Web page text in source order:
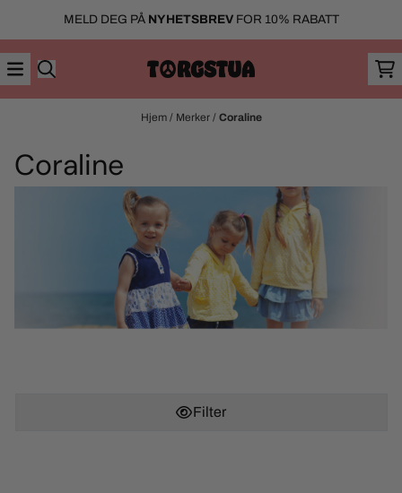
Hopp til innholdMELD DEG PÅ NYHETSBREVFOR 10% RABATT
Hjem / Merker / Coraline
Coraline
Filter